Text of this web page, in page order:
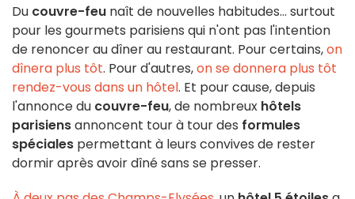
Du couvre-feu naît de nouvelles habitudes... surtout
pour les gourmets parisiens qui n'ont pas l'intention
de renoncer au dîner au restaurant. Pour certains,on
dînera plus tôt. Pour d'autres,on se donnera plus tôt
rendez-vous dans un hôtel. Et pour cause, depuis
l'annonce du couvre-feu, de nombreux hôtels
parisiensannoncent tour à tour des formules
spéciales permettant à leurs convives de rester
dormir après avoir dîné sans se presser.